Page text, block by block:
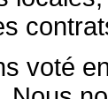
voté